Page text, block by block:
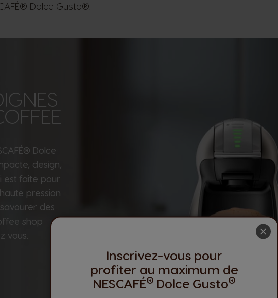
Dolce Gusto®.
Dolce
design,
est faite pour
pression
des
shop
vous.
×
Inscrivez-vous pour
profiter au maximum de
NESCAFÉ® Dolce Gusto®